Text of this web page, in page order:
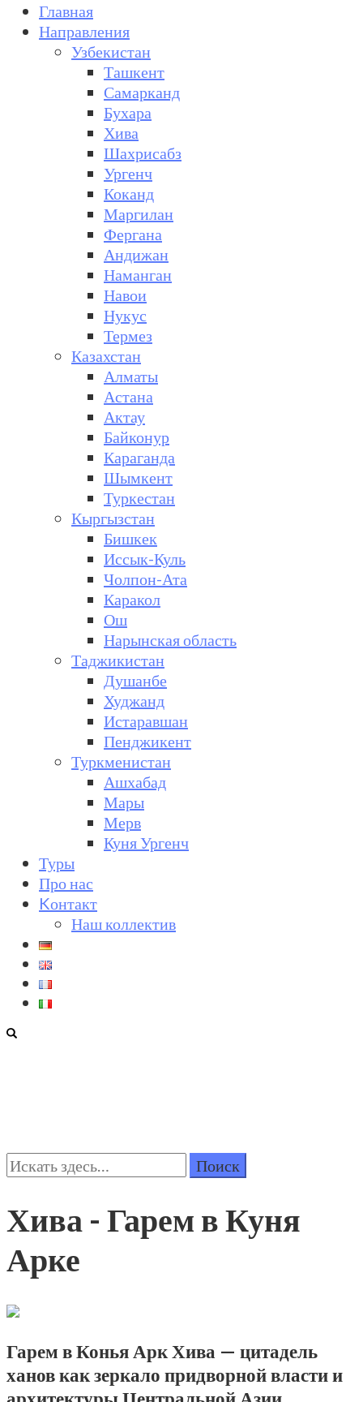
Главная
Направления
Узбекистан
Ташкент
Самарканд
Бухара
Хива
Шахрисабз
Ургенч
Коканд
Маргилан
Фергана
Андижан
Наманган
Навои
Нукус
Термез
Казахстан
Алматы
Астана
Актау
Байконур
Караганда
Шымкент
Туркестан
Кыргызстан
Бишкек
Иссык-Куль
Чолпон-Ата
Каракол
Ош
Нарынская область
Таджикистан
Душанбе
Худжанд
Истаравшан
Пенджикент
Туркменистан
Ашхабад
Мары
Мерв
Куня Ургенч
Туры
Про нас
Kонтакт
Наш коллектив
Поиск:
Хива - Гарем в Куня
Арке
Гарем в Конья Арк Хива — цитадель
ханов как зеркало придворной власти и